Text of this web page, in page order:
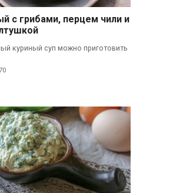
с грибами, перцем чили и
куриный суп можно приготовить